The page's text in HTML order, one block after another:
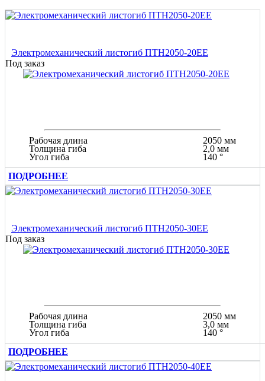
Электромеханический листогиб ПТН2050-20ЕЕ
Под заказ
Рабочая длина
Толщина гиба
Угол гиба
2050 мм
2,0 мм
140 °
ПОДРОБНЕЕ
Электромеханический листогиб ПТН2050-30ЕЕ
Под заказ
Рабочая длина
Толщина гиба
Угол гиба
2050 мм
3,0 мм
140 °
ПОДРОБНЕЕ